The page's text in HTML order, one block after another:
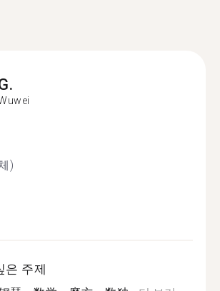
)
은 주제